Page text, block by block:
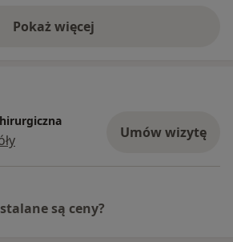
Pokaż więcejo doświadczeniu
Umów wizytę
są ceny?